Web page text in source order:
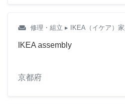
weekend 修理・組立 ▸ IKEA（イケア）
IKEA assembly
京都府